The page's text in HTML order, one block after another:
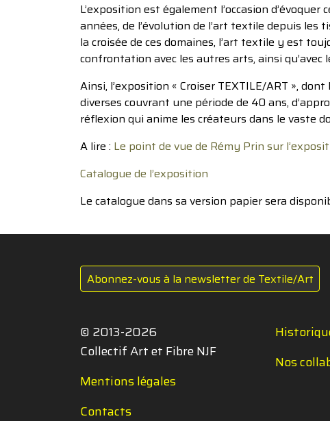
L’exposition est également l’occasion
années, de l’évolution de l’art textile depuis
la croisée de ces domaines, l’art textile y est
confrontation avec les autres arts, ainsi
Ainsi, l’exposition « Croiser TEXTILE/ART »,
diverses couvrant une période de 40 ans,
réflexion qui anime les créateurs dans le vaste
A lire : Le point de vue de Rémy Prin sur
Catalogue de l’exposition
Le catalogue dans sa version papier sera
Abonnez-vous à la newsletter de Textile/Art
© 2013-2026
Collectif Art et Fibre NJF
Mentions légales
Contacts
Nos